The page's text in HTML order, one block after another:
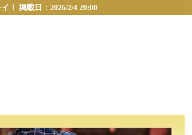
！ 掲載日：2026/2/4 20:00